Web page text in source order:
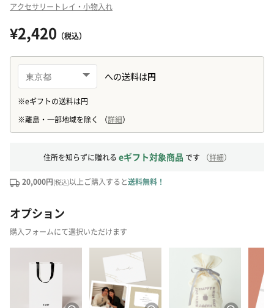
アクセサリートレイ・小物入れ
¥2,420 （税込）
住所を知らずに贈れる eギフト対象商品 です （詳細）
20,000円(税込)以上ご購入すると送料無料！
オプション
購入フォームにて選択いただけます